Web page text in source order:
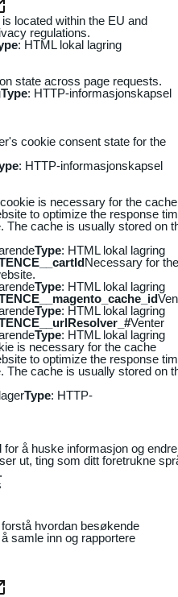
located within the EU and
regulations.
: HTML lokal lagring
state across page requests.
Type: HTTP-informasjonskapsel
cookie consent state for the
: HTTP-informasjonskapsel
is necessary for the cache
to optimize the response
The cache is usually stored on
Type: HTML lokal lagring
Necessary for the
Type: HTML lokal lagring
Type: HTML lokal lagring
Venter
Type: HTML lokal lagring
is necessary for the cache
to optimize the response
The cache is usually stored on
Type: HTTP-
å huske informasjon og
ut, ting som ditt foretrukne
hvordan besøkende
samle inn og rapportere